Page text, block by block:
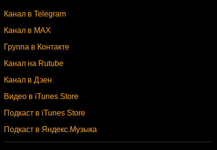
Канал в Telegram
Канал в MAX
Группа в Контакте
Канал на Rutube
Канал в Дзен
Видео в iTunes Store
Подкаст в iTunes Store
Подкаст в Яндекс.Музыка